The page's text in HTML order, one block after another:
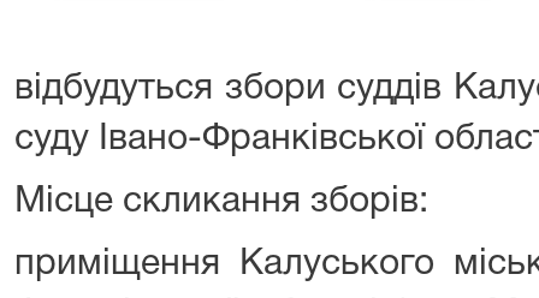
відбудуться збори суддів
суду Івано-Франківської
Місце скликання зборів:
приміщення Калуського